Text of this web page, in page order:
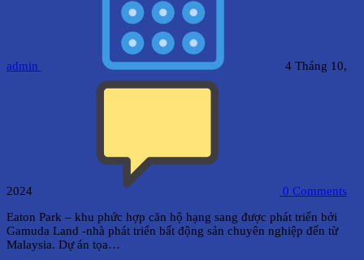
admin 4 Tháng 10,
2024 0 Comments
Eaton Park – khu phức hợp căn hộ hạng sang được phát triển bởi
Gamuda Land -nhà phát triển bất động sản chuyên nghiệp đến từ
Malaysia. Dự án tọa…